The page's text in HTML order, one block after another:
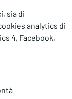
sia di
analytics di
4, Facebook,